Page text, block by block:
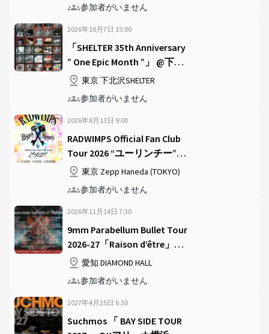
参加者がいません
2026年10月7日 15:00
「SHELTER 35th Anniversary
” One Epic Month ”」 @下北
沢SHELTER
東京 下北沢SHELTER
参加者がいません
2026年8月13日 9:00
RADWIMPS Official Fan Club
Tour 2026 “ユーリンチー”
@Zepp Haneda (TOKYO)
東京 Zepp Haneda (TOKYO)
参加者がいません
2026年11月14日 7:30
9mm Parabellum Bullet Tour
2026-27「Raison d’être」
@DIAMOND HALL
愛知 DIAMOND HALL
参加者がいません
2027年4月25日 6:30
Suchmos 「 BAY SIDE TOUR